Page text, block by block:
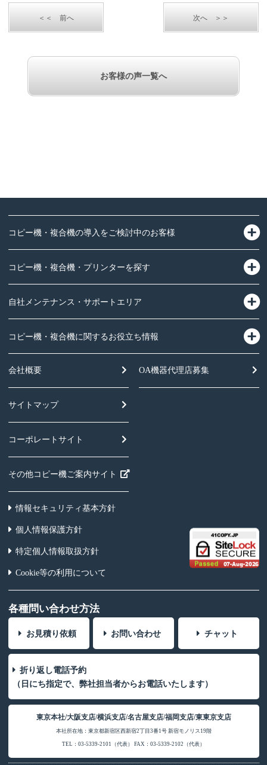
＜＜ 前へ 次へ ＞＞
お客様の声一覧へ
コピー機・複合機の導入をご検討中のお客様
コピー機・複合機・プリンターを探す
自社メンテナンス・サポートエリア
コピー機・複合機に関するお役立ち情報
会社概要
サイトマップ
コーポレートサイト
その他コピー機ご案内サイト
OA機器代理店募集
情報セキュリティ基本方針
個人情報保護方針
特定個人情報取扱方針
Cookie等の利用について
各種問い合わせ方法
お見積り依頼 お問い合わせ チャット
折り返し電話予約
（日にち指定で、弊社担当者からお電話いたします）
東京本社/大阪支店/横浜支店/名古屋支店/福岡支店/東東京支店
本社所在地：東京都新宿区西新宿2丁目3番1号 新宿モノリス19階
TEL：03-5339-2101（代表） FAX：03-5339-2102（代表）